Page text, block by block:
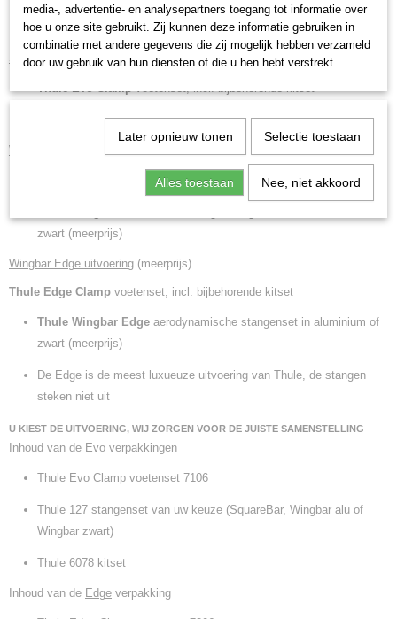
Standaard Evo uitvoering
Thule Evo Clampvoetenset, incl. bijbehorende kitset
Thule SquareBar Evorechthoekige stangenset
Wingbar Evo uitvoering
voetenset, incl. bijbehorende kitset
zwart (meerprijs)
Wingbar Edge uitvoering (meerprijs)
Thule Edge Clamp voetenset, incl. bijbehorende kitset
Thule Wingbar Edge aerodynamische stangenset in aluminium of
zwart (meerprijs)
De Edge is de meest luxueuze uitvoering van Thule, de stangen
steken niet uit
U KIEST DE UITVOERING, WIJ ZORGEN VOOR DE JUISTE SAMENSTELLING
Inhoud van de Evo verpakkingen
Thule Evo Clamp voetenset 7106
Thule 127 stangenset van uw keuze (SquareBar, Wingbar alu of
Wingbar zwart)
Thule 6078 kitset
Inhoud van de Edge verpakking
media-, advertentie- en analysepartners toegang tot informatie over
hoe u onze site gebruikt. Zij kunnen deze informatie gebruiken in
combinatie met andere gegevens die zij mogelijk hebben verzameld
door uw gebruik van hun diensten of die u hen hebt verstrekt.
Later opnieuw tonen Selectie toestaan
Alles toestaan Nee, niet akkoord